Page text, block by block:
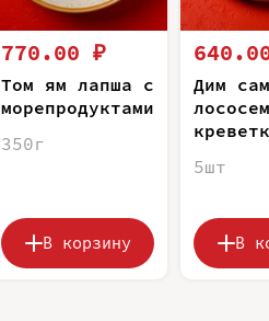
770.00 ₽
Том ям лапша с
морепродуктами
350г
В корзину
Дим
5шт
В